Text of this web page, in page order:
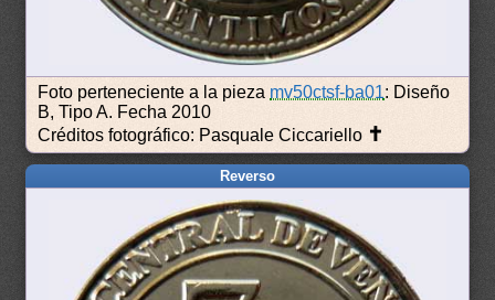
Foto perteneciente a la pieza mv50ctsf-ba01: Diseño
B, Tipo A. Fecha 2010
Créditos fotográfico: Pasquale Ciccariello ✝
Reverso